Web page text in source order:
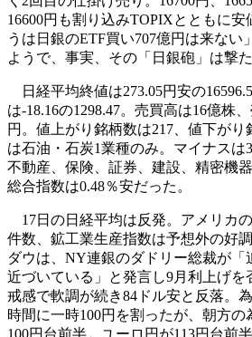
16600円も割り込みTOPIXとともに安
うは日銀のETF買い707億円は来ない
ようで、事実、その「日銀砲」は撃た
日経平均終値は273.05円安の
は-18.16の1298.47。売買高は16億株
円。値上がり銘柄数は217、値下がり
は石油・石炭1業種のみ。マイナスは
不動産、保険、証券、建設、精密機
総合指数は0.48％安だった。
17日の日経平均は反発。アメリカ
件数、鉱工業生産指数は予想外の好
ダウは、NY連銀のダドリー総裁が「
近づいている」と発言し9月利上げを
戒感で軟調が続き84ドル安と反落。
時間に一時100円を割ったが、朝方